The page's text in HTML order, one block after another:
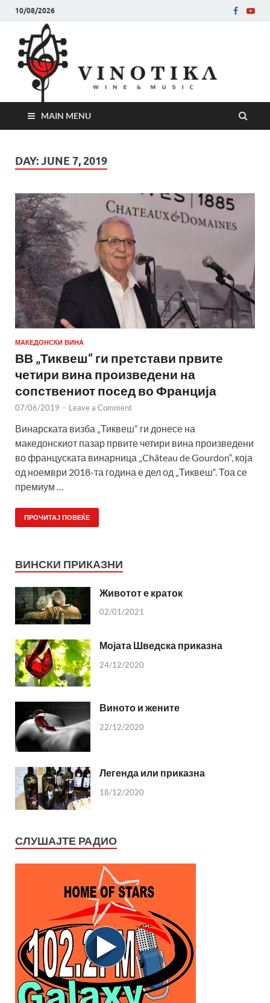
10/08/2026
MAIN MENU
DAY:JUNE 7, 2019
МАКЕДОНСКИ ВИНА
ВВ „Тиквеш“ ги претстави првите
четири вина произведени на
сопствениот посед во Франција
07/06/2019 - Leave a Comment
Винарската визба „Тиквеш“ ги донесе на
македонскиот пазар првите четири вина произведени
во француската винарница „Château de Gourdon“, која
од ноември 2018-та година е дел од „Тиквеш“. Тоа се
премиум …
ПРОЧИТАЈ ПОВЕЌЕ
ВИНСКИ ПРИКАЗНИ
Животот е краток
02/01/2021
Мојата Шведска приказна
24/12/2020
Виното и жените
22/12/2020
Легенда или приказна
18/12/2020
СЛУШАЈТЕ РАДИО